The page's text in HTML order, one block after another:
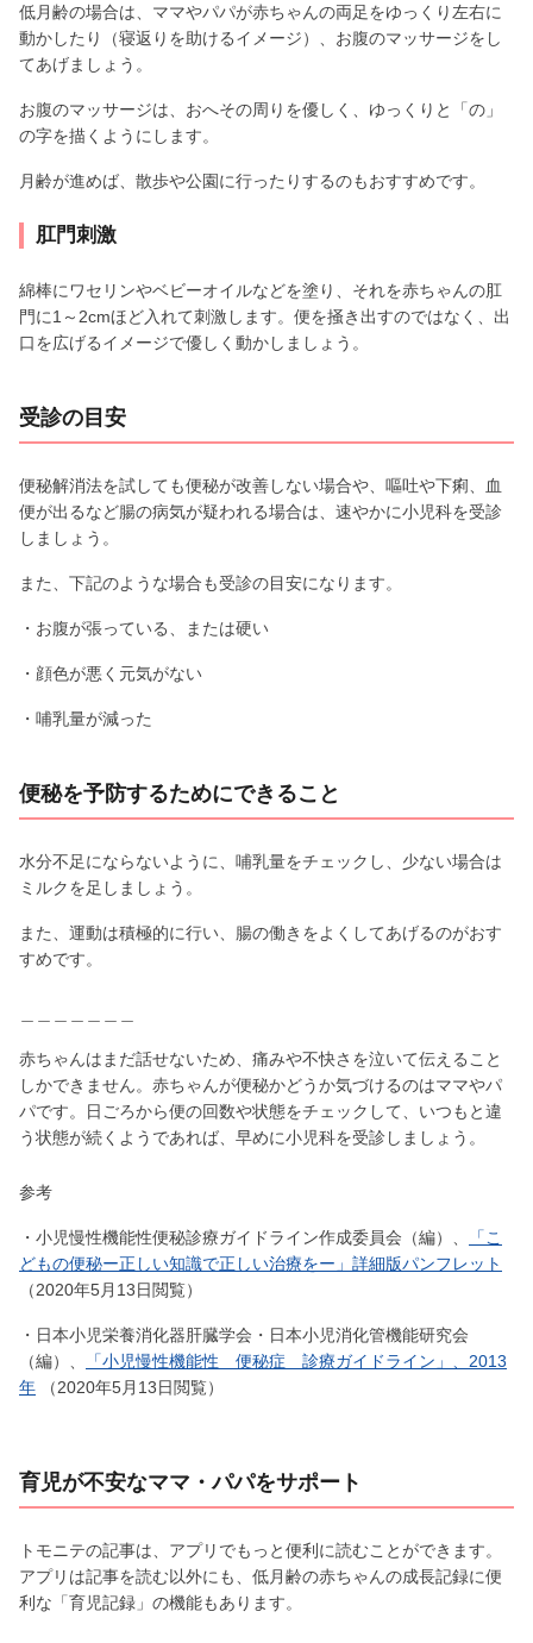
低月齢の場合は、ママやパパが赤ちゃんの両足をゆっくり左右に
動かしたり（寝返りを助けるイメージ）、お腹のマッサージをし
てあげましょう。
お腹のマッサージは、おへその周りを優しく、ゆっくりと「の」
の字を描くようにします。
月齢が進めば、散歩や公園に行ったりするのもおすすめです。
肛門刺激
綿棒にワセリンやベビーオイルなどを塗り、それを赤ちゃんの肛
門に1～2cmほど入れて刺激します。便を掻き出すのではなく、出
口を広げるイメージで優しく動かしましょう。
受診の目安
便秘解消法を試しても便秘が改善しない場合や、嘔吐や下痢、血
便が出るなど腸の病気が疑われる場合は、速やかに小児科を受診
しましょう。
また、下記のような場合も受診の目安になります。
・お腹が張っている、または硬い
・顔色が悪く元気がない
・哺乳量が減った
便秘を予防するためにできること
水分不足にならないように、哺乳量をチェックし、少ない場合は
ミルクを足しましょう。
また、運動は積極的に行い、腸の働きをよくしてあげるのがおす
すめです。
赤ちゃんはまだ話せないため、痛みや不快さを泣いて伝えること
しかできません。赤ちゃんが便秘かどうか気づけるのはママやパ
パです。日ごろから便の回数や状態をチェックして、いつもと違
う状態が続くようであれば、早めに小児科を受診しましょう。
参考
・小児慢性機能性便秘診療ガイドライン作成委員会（編）、
「こ
どもの便秘ー正しい知識で正しい治療をー」詳細版パンフレット
（2020年5月13日閲覧）
・日本小児栄養消化器肝臓学会・日本小児消化管機能研究会
（編）、
「小児慢性機能性 便秘症 診療ガイドライン」、2013
年 （2020年5月13日閲覧）
育児が不安なママ・パパをサポート
トモニテの記事は、アプリでもっと便利に読むことができます。
アプリは記事を読む以外にも、低月齢の赤ちゃんの成長記録に便
利な「育児記録」の機能もあります。